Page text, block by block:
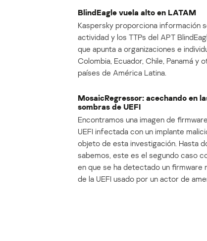
BlindEagle vuela alto en LATAM
Kaspersky proporciona información
actividad y los TTPs del APT
que apunta a organizaciones e
Colombia, Ecuador, Chile, Panamá y
países de América Latina.
MosaicRegressor: acechando en
sombras de UEFI
Encontramos una imagen de
UEFI infectada con un implante
objeto de esta investigación. Hasta
sabemos, este es el segundo caso
en que se ha detectado un firmware
de la UEFI usado por un actor de